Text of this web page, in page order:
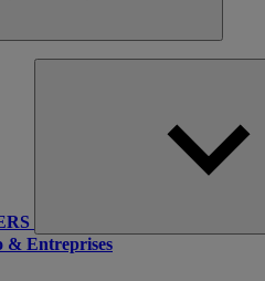
& Entreprises